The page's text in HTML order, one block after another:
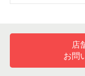
千葉県のそば・うど
千葉県の寿司の居抜
柏市の鉄板焼き・お
柏市のカフェの居抜
南柏駅の居酒屋・ダ
柏市の10坪以下の飲
南柏駅の10坪以下の
店
お問